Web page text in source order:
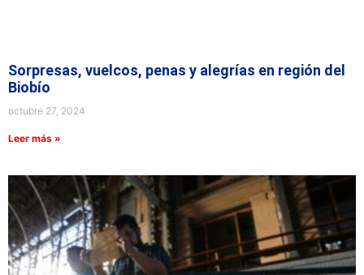
Sorpresas, vuelcos, penas y alegrías en región del
Biobío
octubre 27, 2024
Leer más »